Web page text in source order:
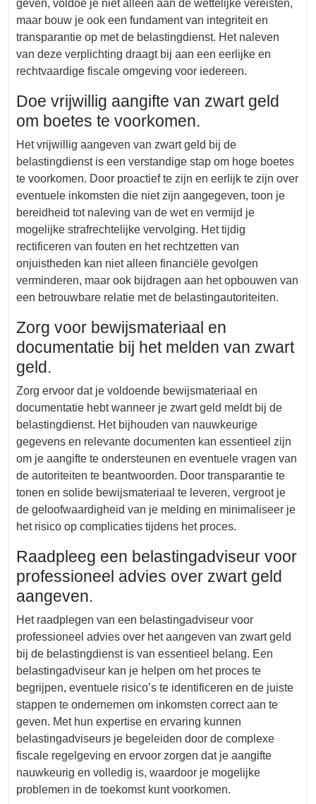
geven, voldoe je niet alleen aan de wettelijke vereisten,
maar bouw je ook een fundament van integriteit en
transparantie op met de belastingdienst. Het naleven
van deze verplichting draagt bij aan een eerlijke en
rechtvaardige fiscale omgeving voor iedereen.
Doe vrijwillig aangifte van zwart geld
om boetes te voorkomen.
Het vrijwillig aangeven van zwart geld bij de
belastingdienst is een verstandige stap om hoge boetes
te voorkomen. Door proactief te zijn en eerlijk te zijn over
eventuele inkomsten die niet zijn aangegeven, toon je
bereidheid tot naleving van de wet en vermijd je
mogelijke strafrechtelijke vervolging. Het tijdig
rectificeren van fouten en het rechtzetten van
onjuistheden kan niet alleen financiële gevolgen
verminderen, maar ook bijdragen aan het opbouwen van
een betrouwbare relatie met de belastingautoriteiten.
Zorg voor bewijsmateriaal en
documentatie bij het melden van zwart
geld.
Zorg ervoor dat je voldoende bewijsmateriaal en
documentatie hebt wanneer je zwart geld meldt bij de
belastingdienst. Het bijhouden van nauwkeurige
gegevens en relevante documenten kan essentieel zijn
om je aangifte te ondersteunen en eventuele vragen van
de autoriteiten te beantwoorden. Door transparantie te
tonen en solide bewijsmateriaal te leveren, vergroot je
de geloofwaardigheid van je melding en minimaliseer je
het risico op complicaties tijdens het proces.
Raadpleeg een belastingadviseur voor
professioneel advies over zwart geld
aangeven.
Het raadplegen van een belastingadviseur voor
professioneel advies over het aangeven van zwart geld
bij de belastingdienst is van essentieel belang. Een
belastingadviseur kan je helpen om het proces te
begrijpen, eventuele risico’s te identificeren en de juiste
stappen te ondernemen om inkomsten correct aan te
geven. Met hun expertise en ervaring kunnen
belastingadviseurs je begeleiden door de complexe
fiscale regelgeving en ervoor zorgen dat je aangifte
nauwkeurig en volledig is, waardoor je mogelijke
problemen in de toekomst kunt voorkomen.